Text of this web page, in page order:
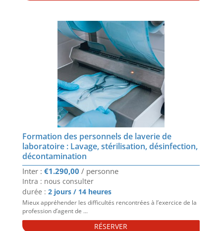
Formation des personnels de laverie de
laboratoire : Lavage, stérilisation, désinfection,
décontamination
€1.290,00
Intra : nous consulter
durée : 2 jours / 14 heures
Mieux appréhender les difficultés rencontrées à l’exercice de la
profession d’agent de ...
RÉSERVER